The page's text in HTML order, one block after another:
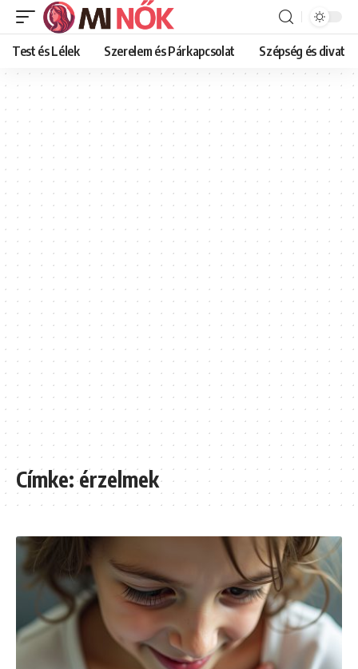
Test és Lélek Szerelem és Párkapcsolat Szépség és divat
Címke:érzelmek